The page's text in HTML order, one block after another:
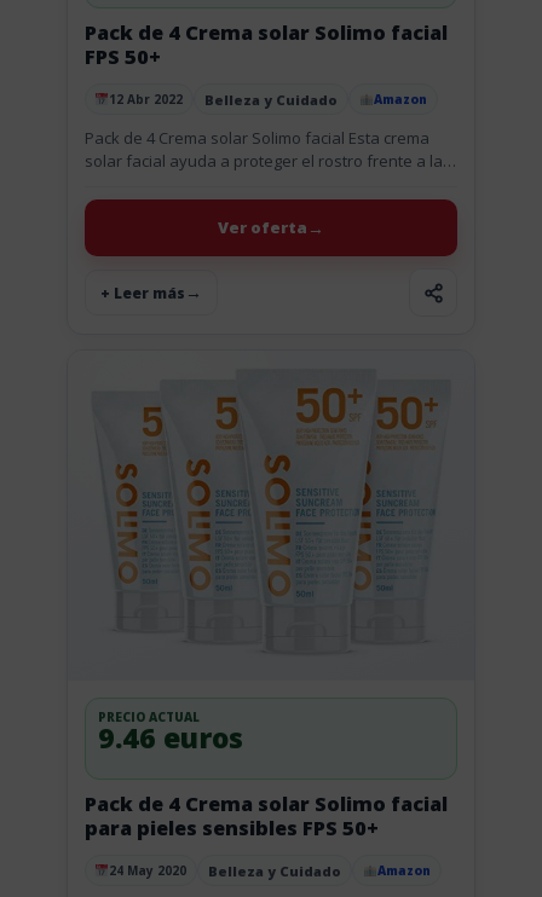
Publicado el
12 Abr 2022 Belleza y Cuidado Amazon
Pack de 4 Crema solar Solimo facial
FPS 50+
Pack de 4 Crema solar Solimo facial Esta crema
solar facial ayuda a proteger el rostro frente a las
prematuro de...
+ Leer más
Ver oferta
Publicado el
24 May 2020 Belleza y Cuidado Amazon
Pack de 4 Crema solar Solimo facial
para pieles sensibles FPS 50+
PRECIO ACTUAL
9.46 euros